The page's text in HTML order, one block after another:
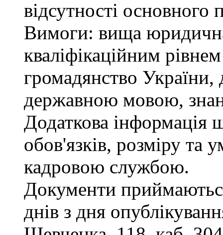
відсутності основного
Вимоги: вища юридична
кваліфікаційним
громадянство України,
державною мовою,
Додаткова інформація
обов'язків, розміру та
кадровою службою.
Документи
днів з дня